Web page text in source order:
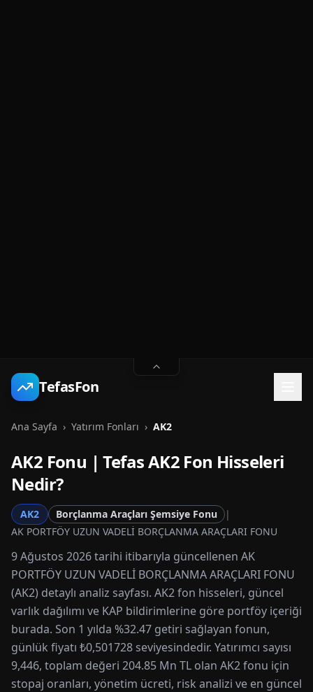
TefasFon
Ana Sayfa › Yatırım Fonları › AK2
AK2 Fonu | TefasAK2 Fon Hisseleri
Nedir?
AK2 Borçlanma Araçları Şemsiye Fonu
|
AK PORTFÖY UZUN VADELİ BORÇLANMA ARAÇLARI FONU
9 Ağustos 2026 tarihi itibarıyla güncellenen AK
PORTFÖY UZUN VADELİ BORÇLANMA ARAÇLARI FONU
(AK2) detaylı analiz sayfası. AK2 fon hisseleri, güncel
varlık dağılımı ve KAP bildirimlerine göre portföy içeriği
burada. Son 1 yılda %32.47 getiri sağlayan fonun,
günlük fiyatı ₺0,501728 seviyesindedir. Yatırımcı sayısı
9,446, toplam değeri 204.85 Mn TL olan AK2 fonu için
stopaj oranları, yönetim ücreti, risk analizi ve en güncel